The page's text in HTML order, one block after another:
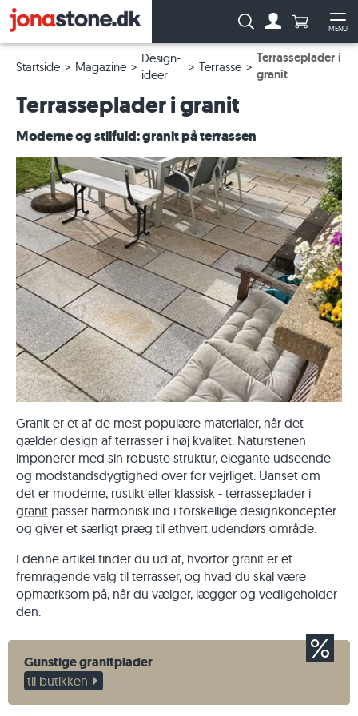
MENU
Søg: Antal
Startside Magazine
Design-
ideer
Terrasse
Terrasseplader i
granit
Terrasseplader i granit
Moderne og stilfuld: granit på terrassen
Granit er et af de mest populære materialer, når det
gælder design af terrasser i høj kvalitet. Naturstenen
imponerer med sin robuste struktur, elegante udseende
og modstandsdygtighed over for vejrliget. Uanset om
det er moderne, rustikt eller klassisk - terrasseplader i
granit passer harmonisk ind i forskellige designkoncepter
og giver et særligt præg til ethvert udendørs område.
I denne artikel finder du ud af, hvorfor granit er et
fremragende valg til terrasser, og hvad du skal være
opmærksom på, når du vælger, lægger og vedligeholder
den.
Gunstige granitplader
til butikken